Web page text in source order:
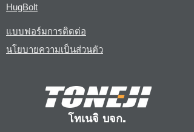
HugBolt
แบบฟอร์มการติดต่อ
นโยบายความเป็นส่วนตัว
โทเนจิ บจก.